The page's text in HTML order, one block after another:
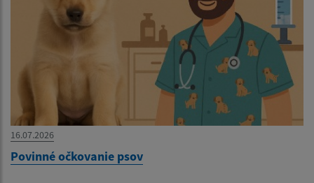
16.07.2026
Povinné očkovanie psov